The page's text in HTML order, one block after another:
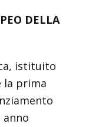
DELLA
istituito
la prima